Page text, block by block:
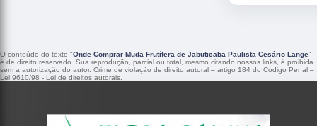
O conteúdo do texto "Onde Comprar Muda Frutífera de Jabuticaba Paulista Cesário Lange"
é de direito reservado. Sua reprodução, parcial ou total, mesmo citando nossos links, é proibida
sem a autorização do autor. Crime de violação de direito autoral – artigo 184 do Código Penal –
Lei 9610/98 - Lei de direitos autorais